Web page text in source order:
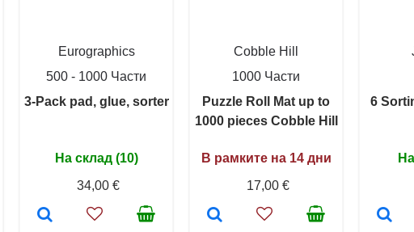
Eurographics
500 - 1000 Части
3-Pack pad, glue, sorter
На склад (10)
34,00 €
Cobble Hill
1000 Части
Puzzle Roll Mat up to
1000 pieces Cobble Hill
В рамките на 14 дни
17,00 €
6